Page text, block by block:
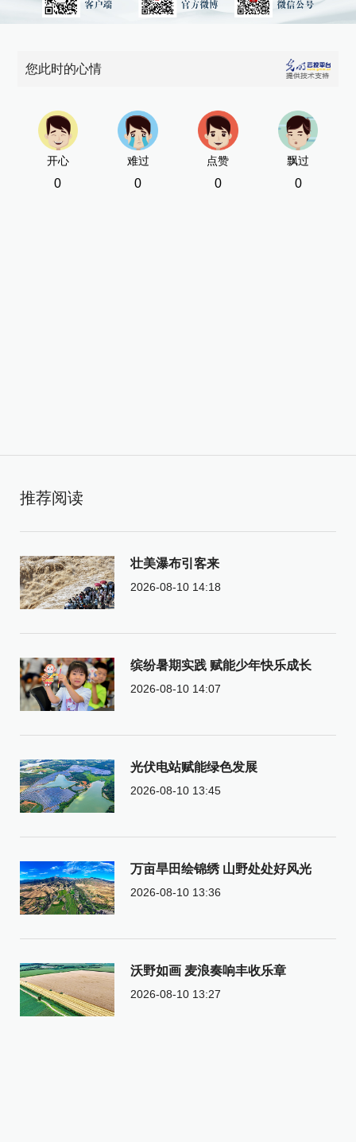
您此时的心情
开心
0
难过
0
点赞
0
飘过
0
推荐阅读
壮美瀑布引客来
2026-08-10 14:18
缤纷暑期实践 赋能少年快乐成长
2026-08-10 14:07
光伏电站赋能绿色发展
2026-08-10 13:45
万亩旱田绘锦绣 山野处处好风光
2026-08-10 13:36
沃野如画 麦浪奏响丰收乐章
2026-08-10 13:27